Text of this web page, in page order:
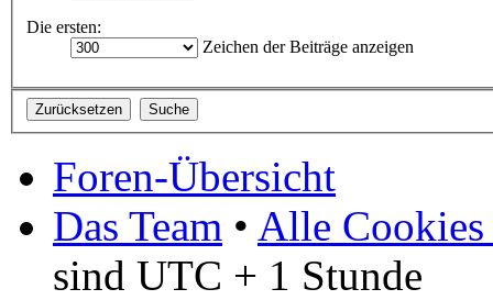
Die ersten:
Zeichen der Beiträge anzeigen
Foren-Übersicht
Das Team • Alle Cookies
sind UTC + 1 Stunde